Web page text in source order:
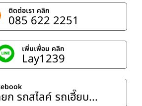
ติดต่อเรา คลิก
085 622 2251
เพิ่มเพื่อน คลิก
Lay1239
ก รถสไลค์ รถเฮี๊ยบ...